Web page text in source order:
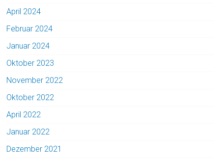
April 2024
Februar 2024
Januar 2024
Oktober 2023
November 2022
Oktober 2022
April 2022
Januar 2022
Dezember 2021